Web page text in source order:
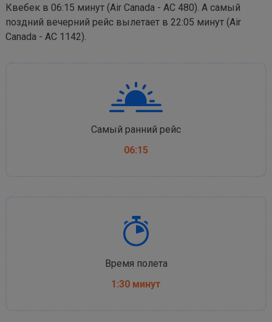
Квебек в 06:15 минут (Air Canada - AC 480). А самый
поздний вечерний рейс вылетает в 22:05 минут (Air
Canada - AC 1142).
Самый ранний рейс
06:15
Время полета
1:30 минут